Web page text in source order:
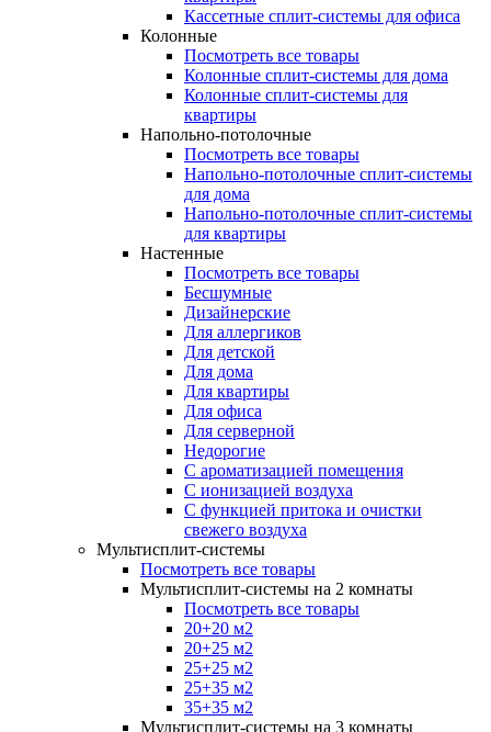
Кассетные сплит-системы для офиса
Колонные
Посмотреть все товары
Колонные сплит-системы для дома
Колонные сплит-системы для
квартиры
Напольно-потолочные
Посмотреть все товары
Напольно-потолочные сплит-системы
для дома
Напольно-потолочные сплит-системы
для квартиры
Настенные
Посмотреть все товары
Бесшумные
Дизайнерские
Для аллергиков
Для детской
Для дома
Для квартиры
Для офиса
Для серверной
Недорогие
С ароматизацией помещения
С ионизацией воздуха
С функцией притока и очистки
свежего воздуха
Мультисплит-системы
Посмотреть все товары
Мультисплит-системы на 2 комнаты
Посмотреть все товары
20+20 м2
20+25 м2
25+25 м2
25+35 м2
35+35 м2
Мультисплит-системы на 3 комнаты